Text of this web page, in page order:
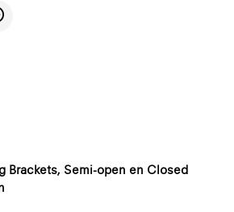
Brackets, Semi-open en Closed